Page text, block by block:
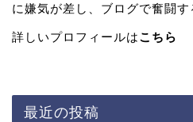
に嫌気が差し、ブログで奮闘
詳しいプロフィールはこちら
最近の投稿